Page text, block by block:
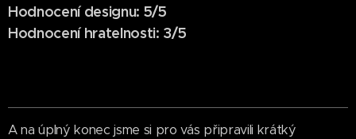
Hodnocení designu: 5/5
Hodnocení hratelnosti: 3/5
A na úplný konec jsme si pro vás připravili krátký